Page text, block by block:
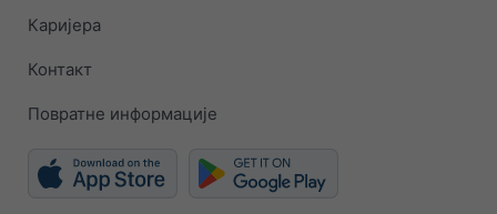
Каријера
Контакт
Повратне информације